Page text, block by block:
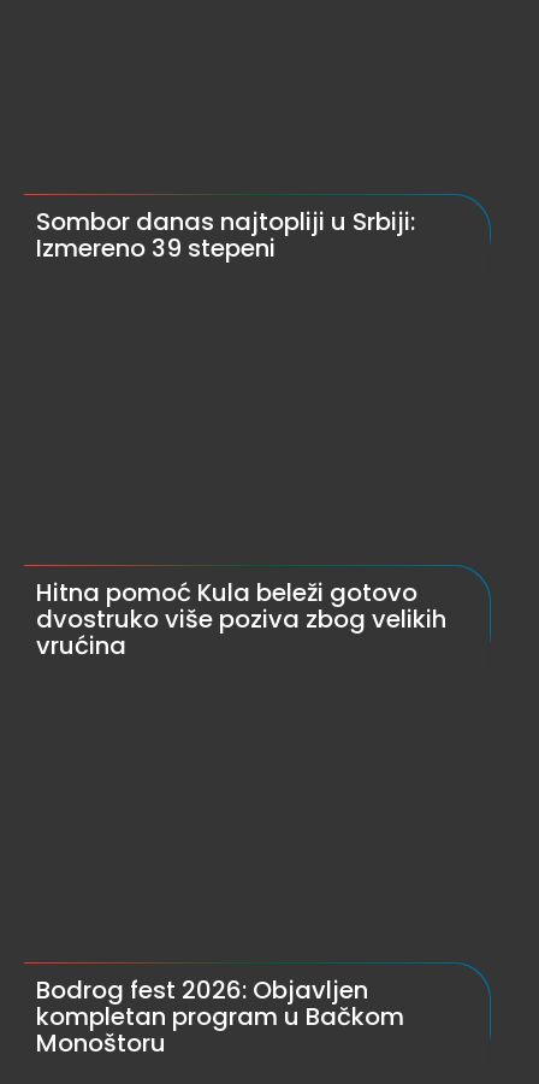
Sombor danas najtopliji u Srbiji:
Izmereno 39 stepeni
Hitna pomoć Kula beleži gotovo
dvostruko više poziva zbog velikih
vrućina
Bodrog fest 2026: Objavljen
kompletan program u Bačkom
Monoštoru